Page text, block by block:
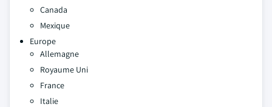
Canada
Mexique
Europe
Allemagne
Royaume Uni
France
Italie